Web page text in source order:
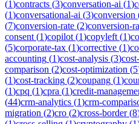
(1)contracts (3)conversation-ai (1)
(1)conversational-ai (3)conversion
(7)conversion-rate (2)conversion-
consent (1)copilot (1)copyleft (1)
(5)corporate-tax (1)corrective (1)
accounting (1)cost-analysis (3)
comparison (2)cost-optimization (5
(1)cost-tracking (2)coupang (1)
(1)cpq (1)cpra (1)credit-
(44)crm-analytics (1)crm-
migration (2)cro (2)cross-border(8